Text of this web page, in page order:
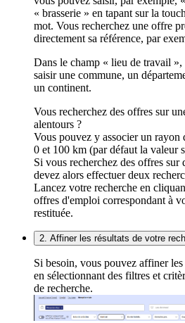
« brasserie » en tapant sur la
mot. Vous recherchez une offre
directement sa référence, par
Dans le champ « lieu de travail
saisir une commune, un
un continent.
Vous recherchez des offres sur
alentours ?
Vous pouvez y associer un rayon
0 et 100 km (par défaut la valeur
Si vous recherchez des offres sur
devez alors effectuer deux
Lancez votre recherche en
offres d'emploi correspondant à
restituée.
2. Affiner les résultats de votre
Si besoin, vous pouvez affiner
en sélectionnant des filtres et
de recherche.